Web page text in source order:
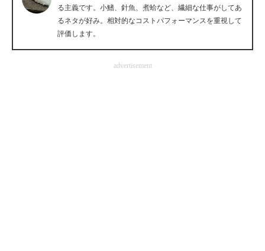
IT製品の技術・比較・事例
モノづくり技術者専門サイト
る主義です。小鰭、針魚、煮蛤など、繊細な仕事がしてあ
るネタが好み。相対的なコストパフォーマンスを重視して
評価します。
advertisement